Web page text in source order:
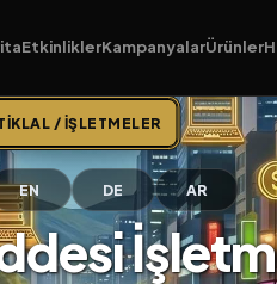
EtkinliklerKampanyalarÜrünler
/ İŞLETMELER
EN DE AR